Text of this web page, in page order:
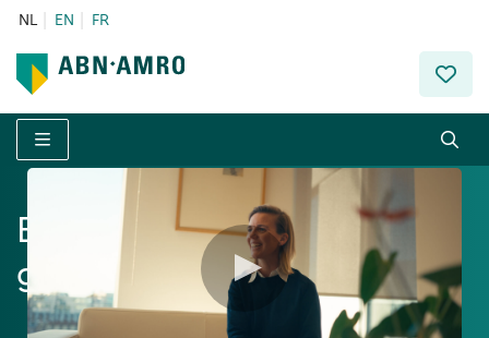
NL EN FR
Menu
Banking for better, for
generations to come